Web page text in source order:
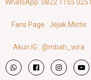
WhatsApp: 0822 1155 0251
Fans Page : Jejak Mistis
Akun IG : @mbah_wira